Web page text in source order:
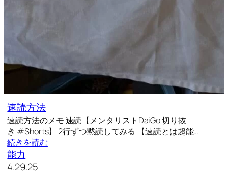
速読方法
速読方法のメモ 速読【メンタリストDaiGo 切り抜
き #Shorts】 2行ずつ黙読してみる 【速読とは超能…
続きを読む
能力
4.29.25